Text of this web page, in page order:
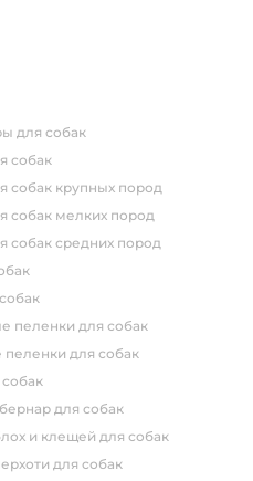
для собак
собак
собак крупных пород
собак мелких пород
собак средних пород
пеленки для собак
пеленки для собак
собак
для собак
и клещей для собак
для собак